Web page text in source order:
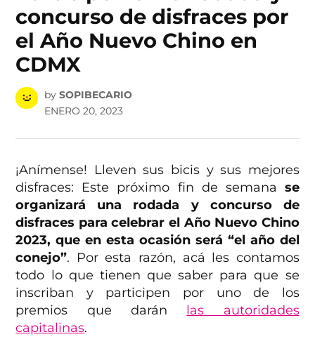
concurso de disfraces por
el Año Nuevo Chino en
CDMX
by SOPIBECARIO
ENERO 20, 2023
¡Anímense! Lleven sus bicis y sus mejores
disfraces: Este próximo fin de semana se
organizará una rodada y concurso de
disfraces para celebrar el Año Nuevo Chino
2023, que en esta ocasión será “el año del
conejo”. Por esta razón, acá les contamos
todo lo que tienen que saber para que se
inscriban y participen por uno de los
premios que darán las autoridades
capitalinas.